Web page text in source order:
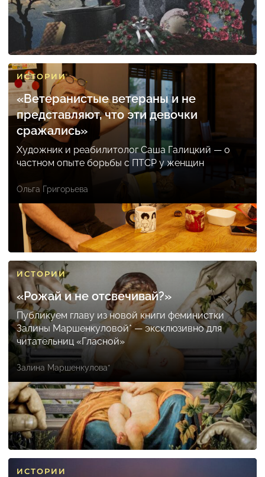
ИСТОРИИ
«Ветеранистые ветераны и не
представляют, что эти девочки
сражались»
Художник и реабилитолог Саша Галицкий — о
частном опыте борьбы с ПТСР у женщин
Ольга Григорьева
ИСТОРИИ
«Рожай и не отсвечивай?»
Публикуем главу из новой книги феминистки
Залины Маршенкуловой* — эксклюзивно для
читательниц «Гласной»
Залина Маршенкулова*
ИСТОРИИ